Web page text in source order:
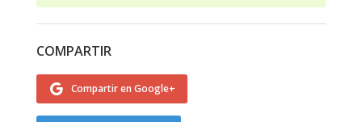
COMPARTIR
Compartir en Google+